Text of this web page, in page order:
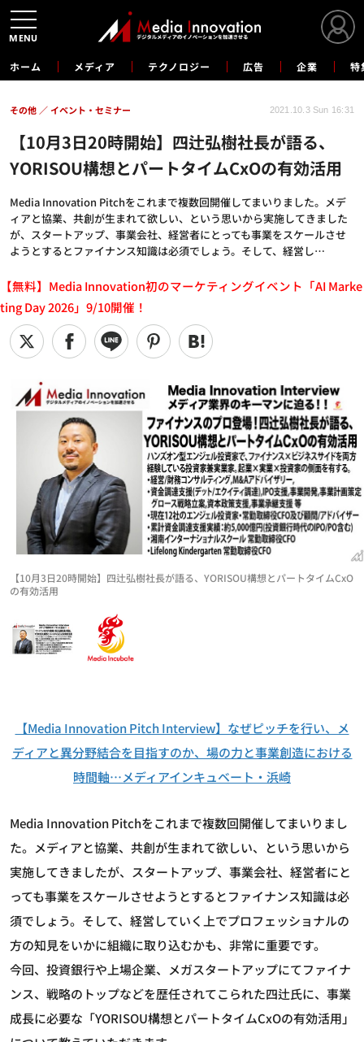
ホーム メディア テクノロジー 広告 企業 特
【10月3日20時開始】四辻弘樹社長が語る、
YORISOU構想とパートタイムCxOの有効活用
Media Innovation Pitchをこれまで複数回開催してまいりました。メデ
ィアと協業、共創が生まれて欲しい、という思いから実施してきました
が、スタートアップ、事業会社、経営者にとっても事業をスケールさせ
ようとするとファイナンス知識は必須でしょう。そして、経営し…
その他 イベント・セミナー 2021.10.3 Sun 16:31
【無料】Media Innovation初のマーケティングイベント「AI Marke
ting Day 2026」9/10開催！
【10月3日20時開始】四辻弘樹社長が語る、YORISOU構想とパートタイムCxO
の有効活用
【Media Innovation Pitch Interview】なぜピッチを行い、メ
ディアと異分野結合を目指すのか、場の力と事業創造における
時間軸…メディアインキュベート・浜崎
Media Innovation Pitchをこれまで複数回開催してまいりまし
た。メディアと協業、共創が生まれて欲しい、という思いから
実施してきましたが、スタートアップ、事業会社、経営者にと
っても事業をスケールさせようとするとファイナンス知識は必
須でしょう。そして、経営していく上でプロフェッショナルの
方の知見をいかに組織に取り込むかも、非常に重要です。
今回、投資銀行や上場企業、メガスタートアップにてファイナ
ンス、戦略のトップなどを歴任されてこられた四辻氏に、事業
成長に必要な「YORISOU構想とパートタイムCxOの有効活用」
MENU